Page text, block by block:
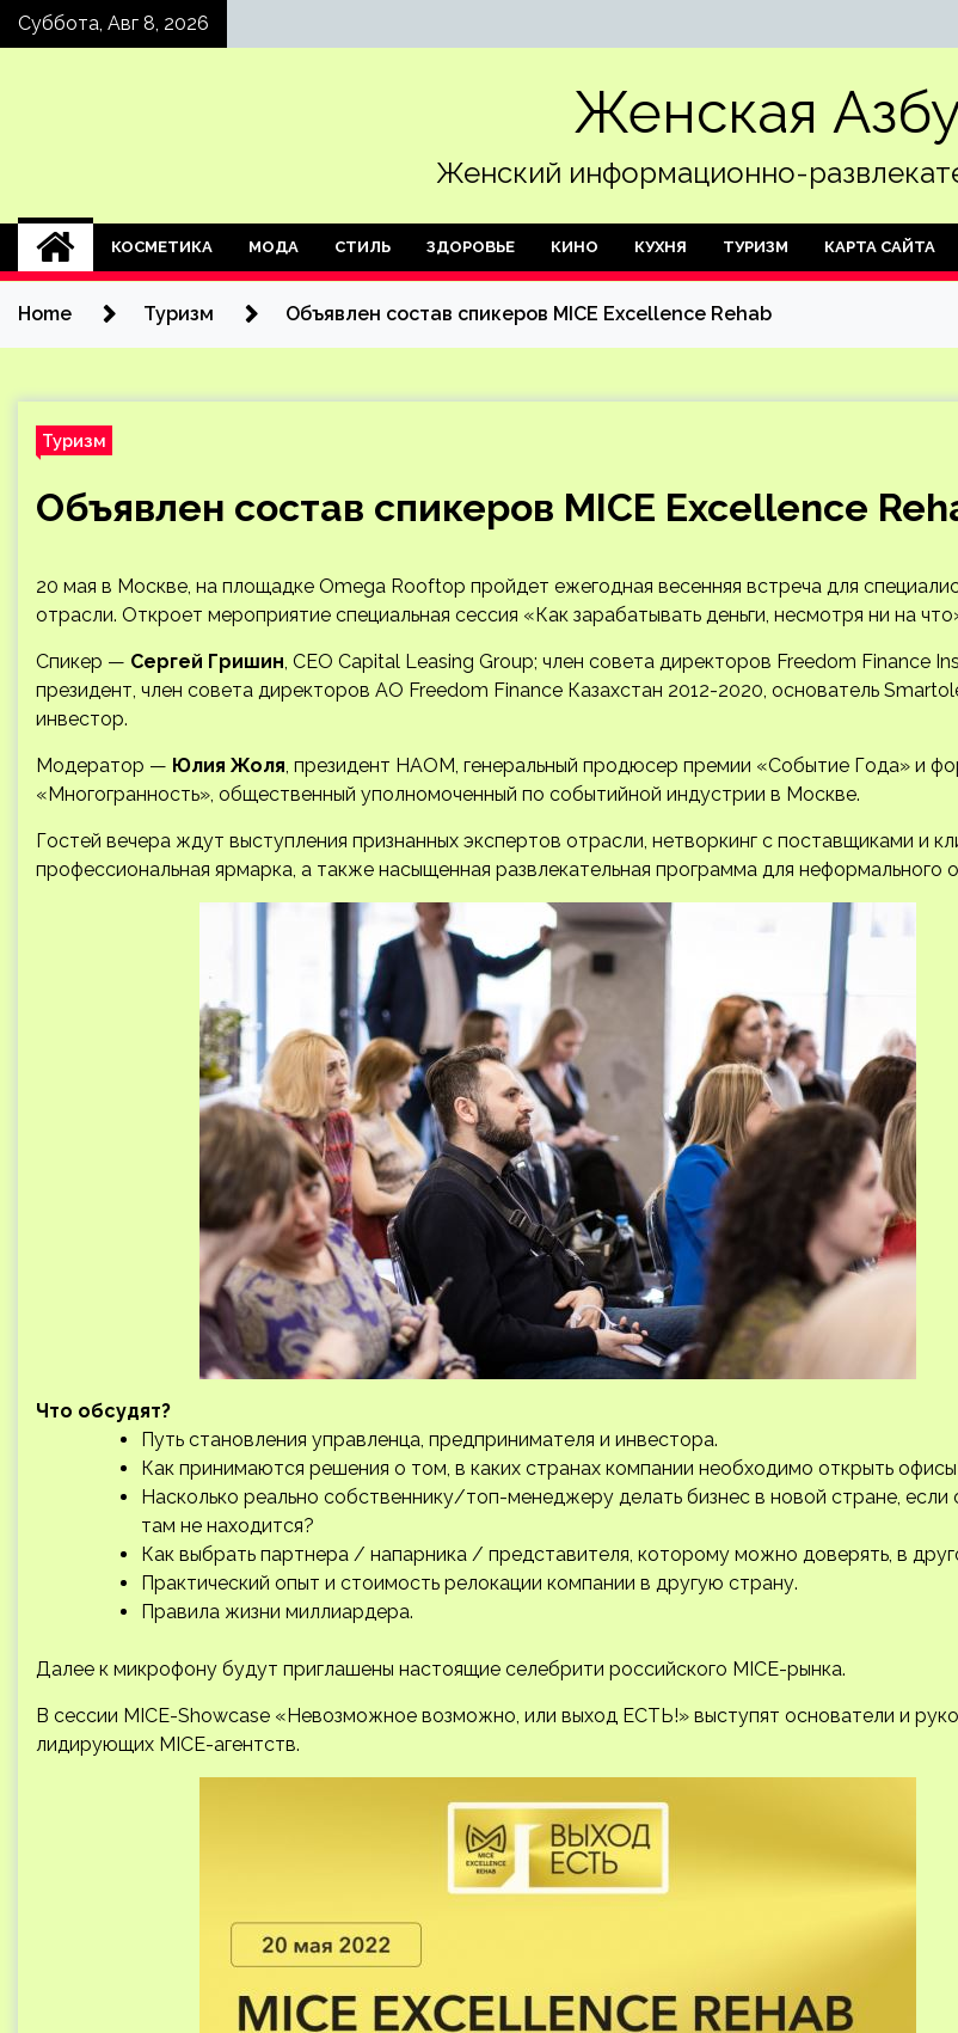
SkipСуббота, Авг 8, 2026
Женская
Женский информационно-
КОСМЕТИКА МОДА СТИЛЬ ЗДОРОВЬЕ КИНО КУХНЯ ТУРИЗМ КАРТА САЙТА
Home Туризм Объявлен состав спикеров MICE Excellence Rehab
Туризм
Объявлен состав спикеров MICE Excellence
20 мая в Москве, на площадке Omega Rooftop пройдет ежегодная весенняя встреча для
отрасли. Откроет мероприятие специальная сессия «Как зарабатывать деньги, несмотря ни на
Спикер — Сергей Гришин, CEO Capital Leasing Group; член совета директоров Freedom Finance
президент, член совета директоров АО Freedom Finance Казахстан 2012-2020, основатель
инвестор.
Модератор — Юлия Жоля, президент НАОМ, генеральный продюсер премии «Событие Года» и
«Многогранность», общественный уполномоченный по событийной индустрии в Москве.
Гостей вечера ждут выступления признанных экспертов отрасли, нетворкинг с поставщиками и
профессиональная ярмарка, а также насыщенная развлекательная программа для неформального
Что обсудят?
Путь становления управленца, предпринимателя и инвестора.
Как принимаются решения о том, в каких странах компании необходимо открыть
Насколько реально собственнику/топ-менеджеру делать бизнес в новой стране, если
там не находится?
Как выбрать партнера / напарника / представителя, которому можно доверять, в
Практический опыт и стоимость релокации компании в другую страну.
Правила жизни миллиардера.
Далее к микрофону будут приглашены настоящие селебрити российского MICE-рынка.
В сессии MICE-Showcase «Невозможное возможно, или выход ЕСТЬ!» выступят основатели и
лидирующих MICE-агентств.